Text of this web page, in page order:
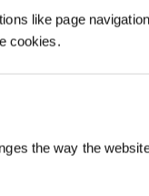
like page
cookies.
the way the